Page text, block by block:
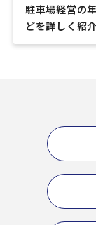
駐車場経営の
どを詳しく紹介